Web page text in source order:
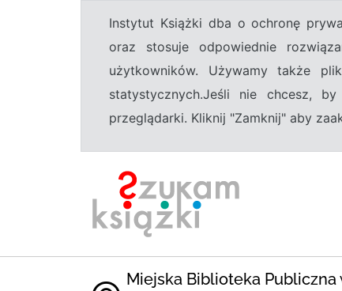
Instytut Książki dba o ochronę
oraz stosuje odpowiednie
użytkowników. Używamy także
statystycznych.Jeśli nie chcesz,
przeglądarki. Kliknij "Zamknij" aby
Miejska Biblioteka Publiczna